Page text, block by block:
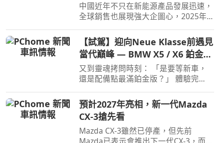
中國近年不只在新能源產品發展迅速，
全球銷售也展現強大企圖心，2025年
汽車品牌全球銷售排名僅有BYD和吉利
進入前10名，不過今年上半年奇瑞也加
入前10名了。
【試駕】迎向Neue Klasse前遇見
當代巔峰 — BMW X5 / X6 鉑金版
璀璨登場
又到靈魂拷問時刻： 「是要等新車，
還是配備點最滿鉑金版？」 體驗完
彷彿有了理直氣壯答案。
預計2027年亮相，新一代Mazda
CX-3搶先看
Mazda CX-3雖然已停產，但先前